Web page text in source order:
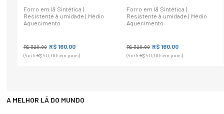
Forro em lã Sintética |
Resistente à umidade | Médio
Aquecimento
R$320,00 R$ 160, 00
(4x deR$40,00sem juros)
Forro em lã Sintética |
Resistente à umidade | Médio
Aquecimento
R$320,00 R$ 160 00
(4x deR$40,00sem juros)
A MELHOR LÃ DO MUNDO